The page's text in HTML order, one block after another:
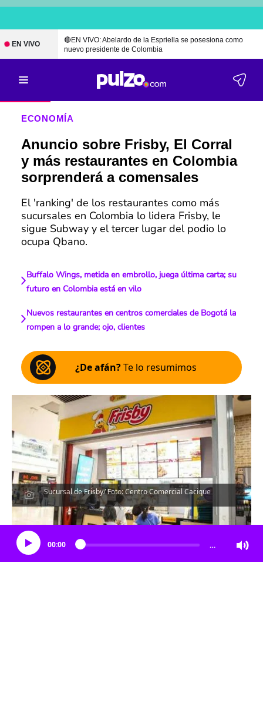
EN VIVO
🔴EN VIVO: Abelardo de la Espriella se posesiona como
nuevo presidente de Colombia
ECONOMÍA
Anuncio sobre Frisby, El Corral
y más restaurantes en Colombia
sorprenderá a comensales
El 'ranking' de los restaurantes como más
sucursales en Colombia lo lidera Frisby, le
sigue Subway y el tercer lugar del podio lo
ocupa Qbano.
Buffalo Wings, metida en embrollo, juega última carta; su
futuro en Colombia está en vilo
Nuevos restaurantes en centros comerciales de Bogotá la
rompen a lo grande; ojo, clientes
¿De afán?Te lo resumimos
Sucursal de Frisby/ Foto: Centro Comercial Cacique
Escucha el artículo
00:00 …